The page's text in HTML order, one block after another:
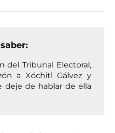
del Tribunal Electoral,
a Xóchitl Gálvez y
deje de hablar de ella